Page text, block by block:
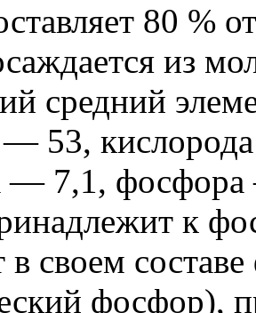
80 %
из
средний
— 53,
— 7,1,
к
в своем
фосфор),